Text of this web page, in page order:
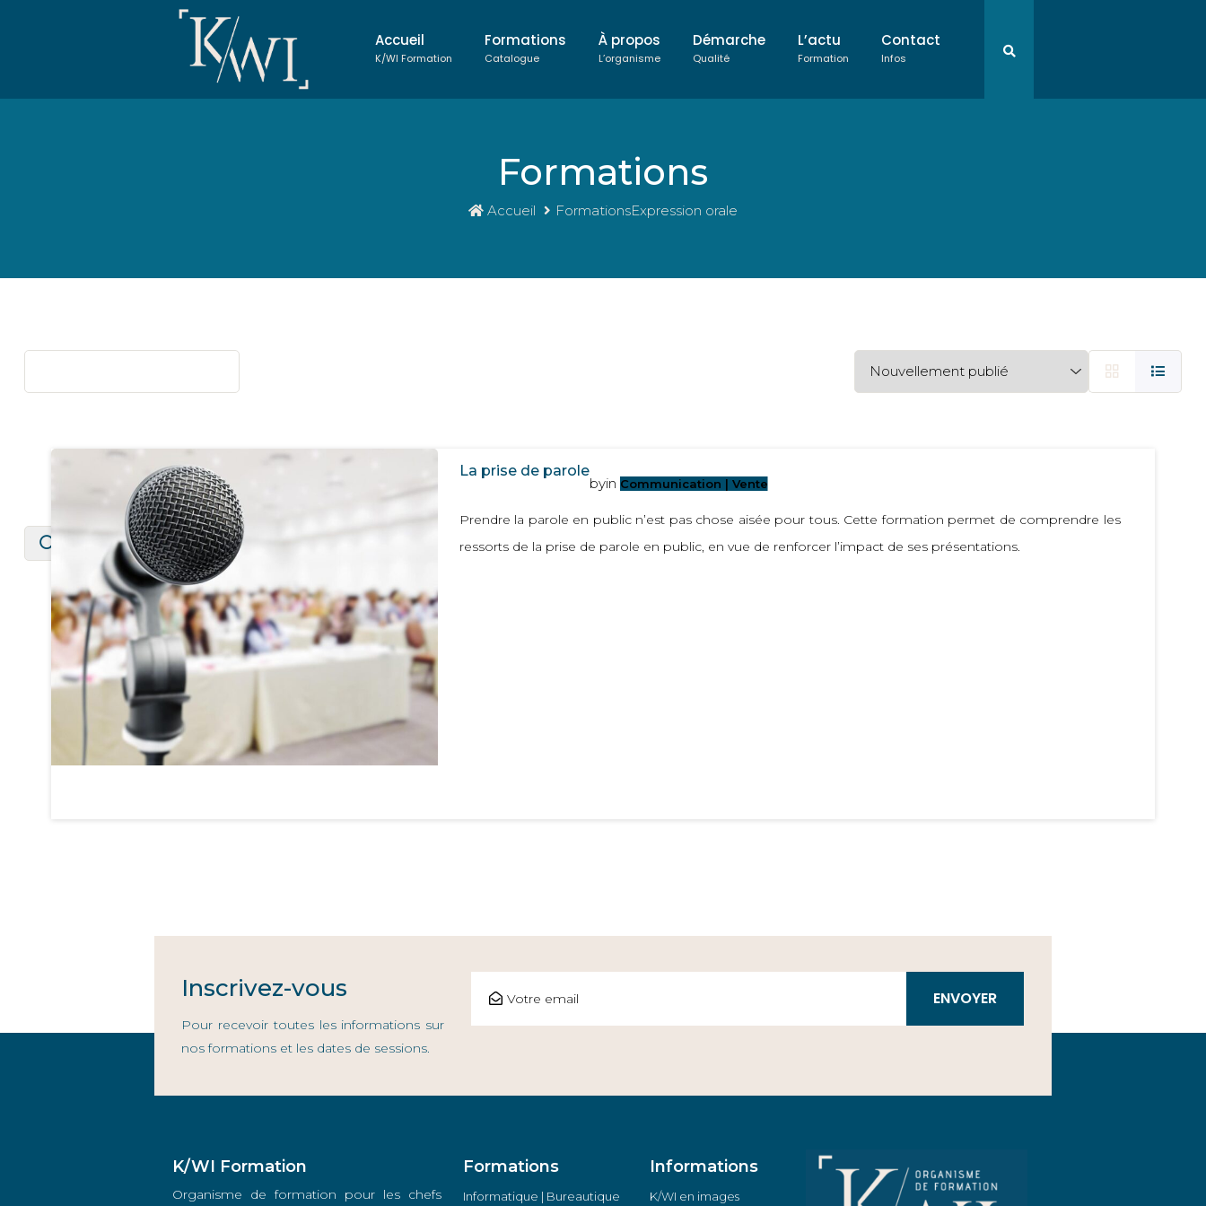
Accueil
K/WI Formation
Formations
Catalogue
À propos
L’organisme
Démarche
Qualité
L’actu
Formation
Contact
Infos
Formations
Accueil FormationsExpression orale
La prise de parole
byin Communication | Vente
Prendre la parole en public n’est pas chose aisée pour tous. Cette formation permet de comprendre les
ressorts de la prise de parole en public, en vue de renforcer l’impact de ses présentations.
Inscrivez-vous
Pour recevoir toutes les informations sur
nos formations et les dates de sessions.
K/WI Formation
Organisme de formation pour les chefs
Formations
Informatique | Bureautique
Informations
K/WI en images